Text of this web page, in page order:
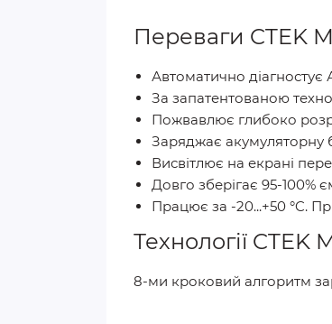
Переваги CTEK
Автоматично
За запатентованою
Пожвавлює глибоко
Заряджає акумуляторну
Висвітлює на екрані
Довго зберігає 95-100%
Працює за -20...+50 °C.
Технології CTEK
8-ми кроковий алгоритм